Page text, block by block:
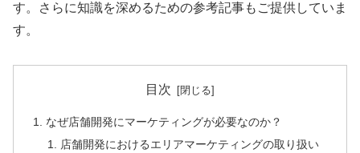
す。さらに知識を深めるための参考記事もご提供していま
す。
目次
なぜ店舗開発にマーケティングが必要なのか？
店舗開発におけるエリアマーケティングの取り扱い